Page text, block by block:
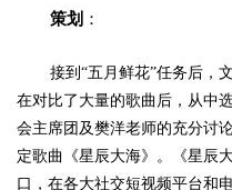
策划 ：
接到“五月鲜花”任务后，
在对比了大量的歌曲后，从中
会主席团及樊洋老师的充分讨
定歌曲《星辰大海》。《星辰
口，在各大社交短视频平台和